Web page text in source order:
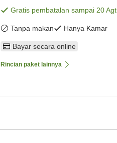
Gratis pembatalan sampai 20 Agt
Tanpa makan Hanya Kamar
Bayar secara online
Rincian paket lainnya